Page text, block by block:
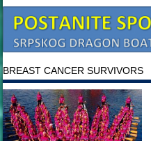
BREAST CANCER SURVIVORS